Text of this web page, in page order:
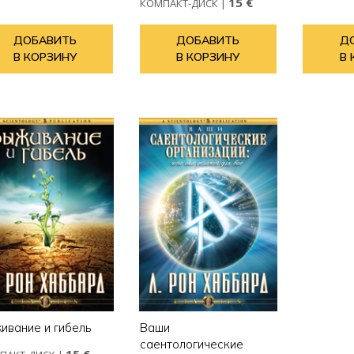
ДОБАВИТЬ
В КОРЗИНУ
КОМПАКТ-ДИСК
ДОБАВИТЬ
В КОРЗИНУ
В
и гибель
Ваши
саентологические